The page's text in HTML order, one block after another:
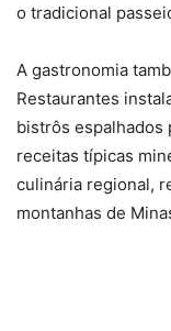
o tradicional
A gastronomia
Restaurantes
bistrôs espalhados
receitas típicas
culinária regional,
montanhas de